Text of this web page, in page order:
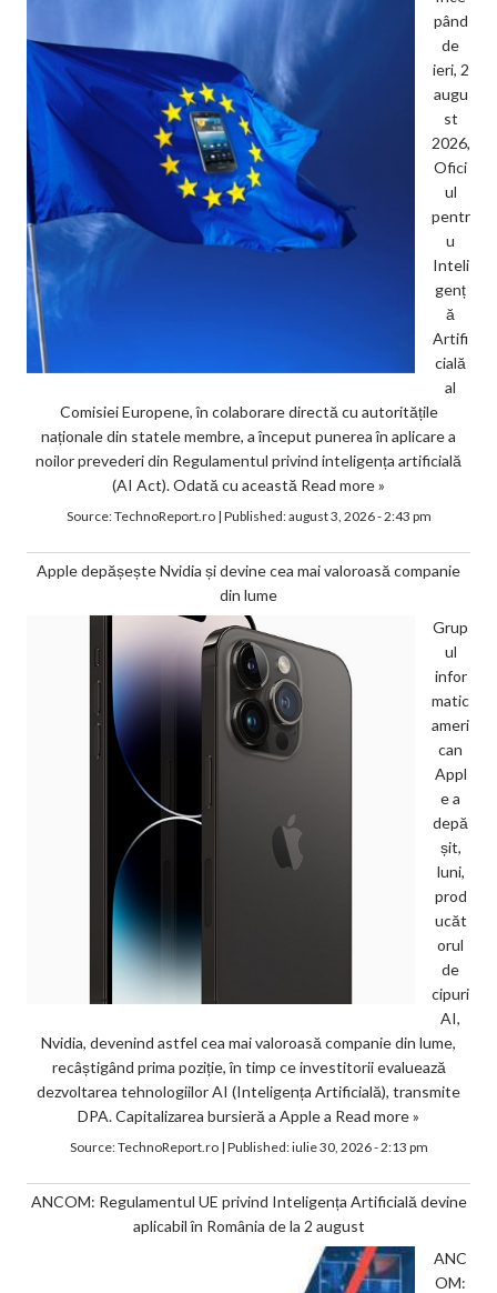
pând
de
ieri, 2
augu
st
2026,
Ofici
ul
pentr
u
Inteli
genț
ă
Artifi
cială
al
Comisiei Europene, în colaborare directă cu autoritățile
naționale din statele membre, a început punerea în aplicare a
noilor prevederi din Regulamentul privind inteligența artificială
(AI Act). Odată cu această Read more »
Source:TechnoReport.ro| Published:august 3, 2026 - 2:43 pm
Apple depășește Nvidia și devine cea mai valoroasă companie
din lume
Grup
ul
infor
matic
ameri
can
Appl
e a
depă
șit,
luni,
prod
ucăt
orul
de
cipuri
AI,
Nvidia, devenind astfel cea mai valoroasă companie din lume,
recâștigând prima poziție, în timp ce investitorii evaluează
dezvoltarea tehnologiilor AI (Inteligența Artificială), transmite
DPA. Capitalizarea bursieră a Apple a Read more »
Source:TechnoReport.ro| Published:iulie 30, 2026 - 2:13 pm
ANCOM: Regulamentul UE privind Inteligența Artificială devine
aplicabil în România de la 2 august
ANC
OM: